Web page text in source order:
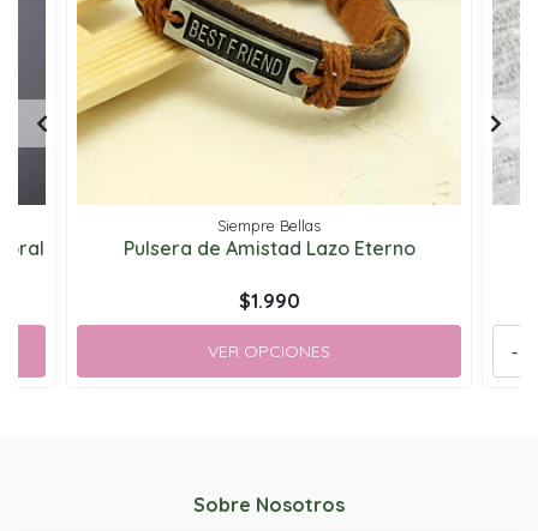
Siempre Bellas
Pulsera de Amistad Lazo Eterno
$1.990
VER OPCIONES -
Sobre Nosotros